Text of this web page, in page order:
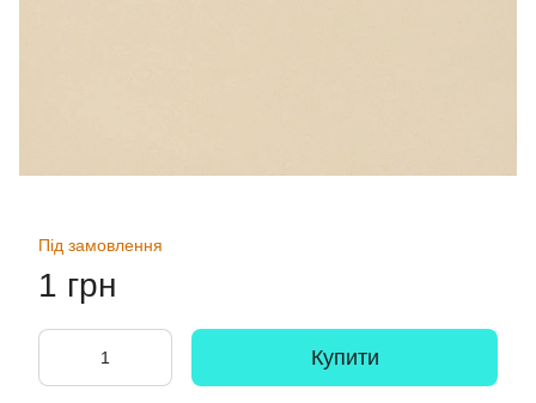
Під замовлення
1 грн
Купити